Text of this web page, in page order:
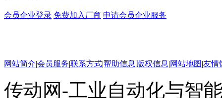
会员企业登录 免费加入厂商 申请会员企业服务
网站简介|会员服务|联系方式|帮助信息|版权信息|网站地图|友情
传动网-工业自动化与智